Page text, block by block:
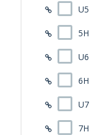
U5
5H
U6
6H
U7
7H